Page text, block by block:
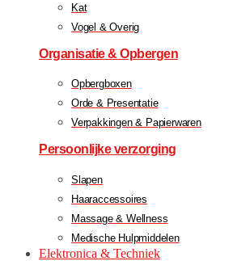
Kat
Vogel & Overig
Organisatie & Opbergen
Opbergboxen
Orde & Presentatie
Verpakkingen & Papierwaren
Persoonlijke verzorging
Slapen
Haaraccessoires
Massage & Wellness
Medische Hulpmiddelen
Elektronica & Techniek